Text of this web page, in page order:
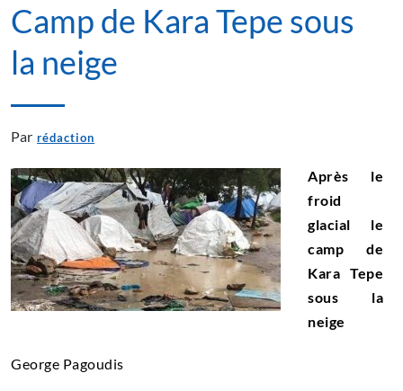
Camp de Kara Tepe sous
la neige
Par rédaction
Après le
froid
glacial le
camp de
Kara Tepe
sous la
neige
George Pagoudis